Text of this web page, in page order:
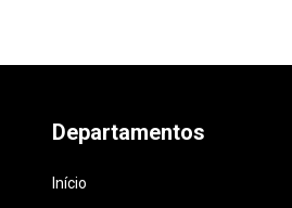
Departamentos
Início